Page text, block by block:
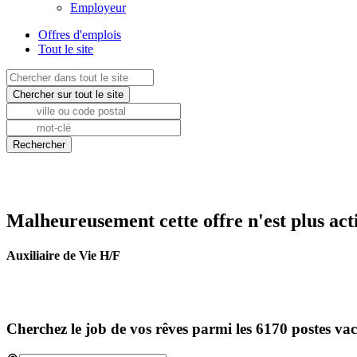
Employeur
Offres d'emplois
Tout le site
Malheureusement cette offre n'est plus
Auxiliaire de Vie H/F
Cherchez le job de vos rêves parmi les 6170 postes